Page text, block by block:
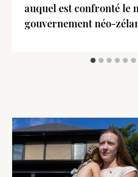
auquel est confronté le
gouvernement néo-